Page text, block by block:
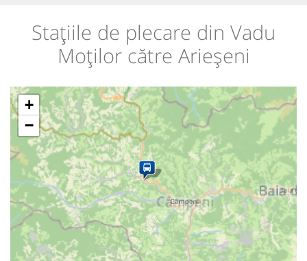
Stațiile de plecare din Vadu
Moților către Arieșeni
+
−